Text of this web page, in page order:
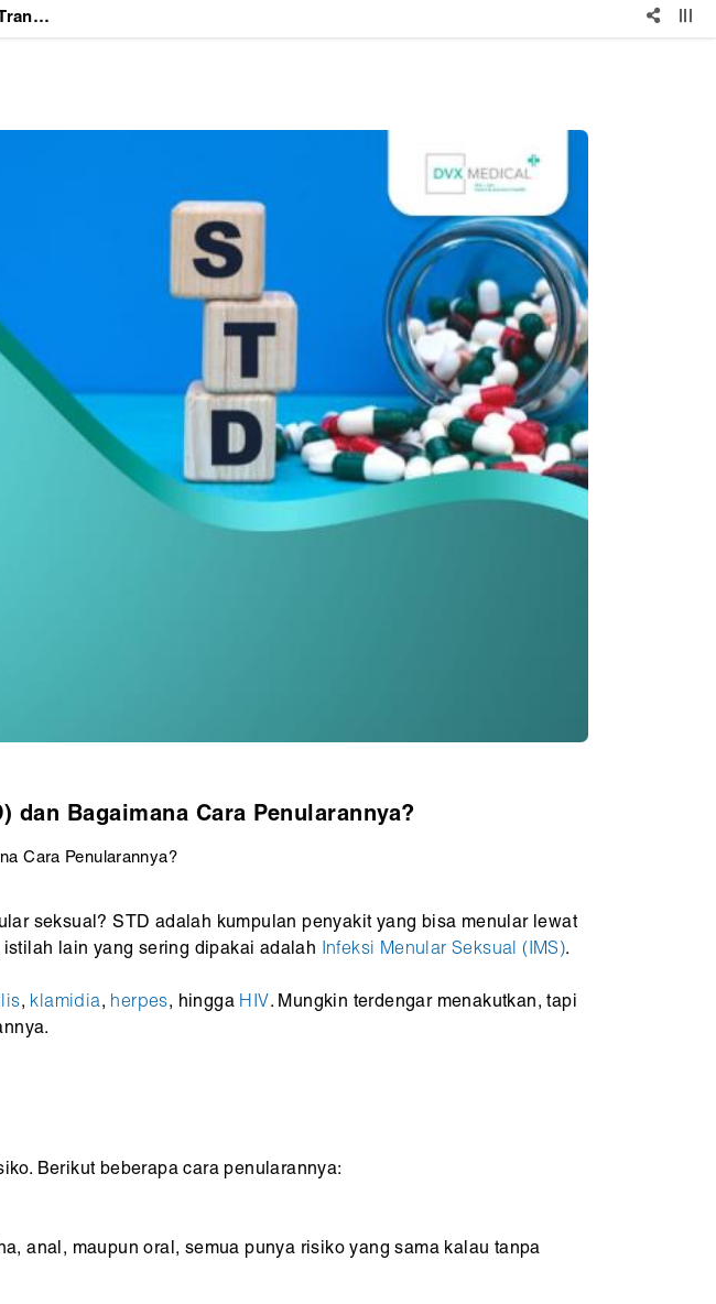
Apa Itu Sexually Transmitted Disease (STD) dan Bagaimana Cara Penularannya?
dan Bagaimana Cara Penularannya?
Cara Penularannya?
seksual? STD adalah kumpulan penyakit yang bisa menular lewat
lain yang sering dipakai adalah Infeksi Menular Seksual (IMS).
, klamidia, herpes, hingga HIV. Mungkin terdengar menakutkan, tapi
Berikut beberapa cara penularannya:
anal, maupun oral, semua punya risiko yang sama kalau tanpa